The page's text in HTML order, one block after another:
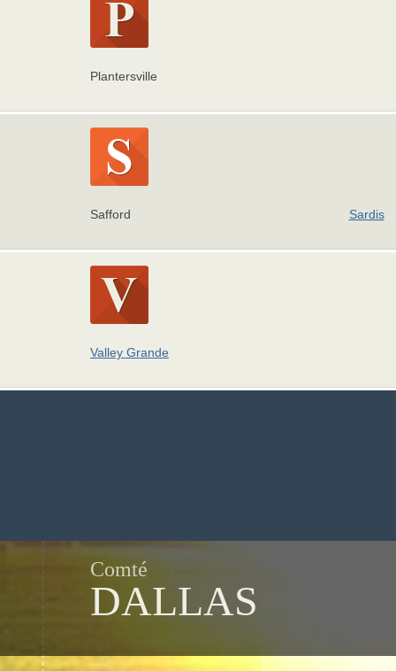
Plantersville
Safford Sardis
Valley Grande
Comté
DALLAS